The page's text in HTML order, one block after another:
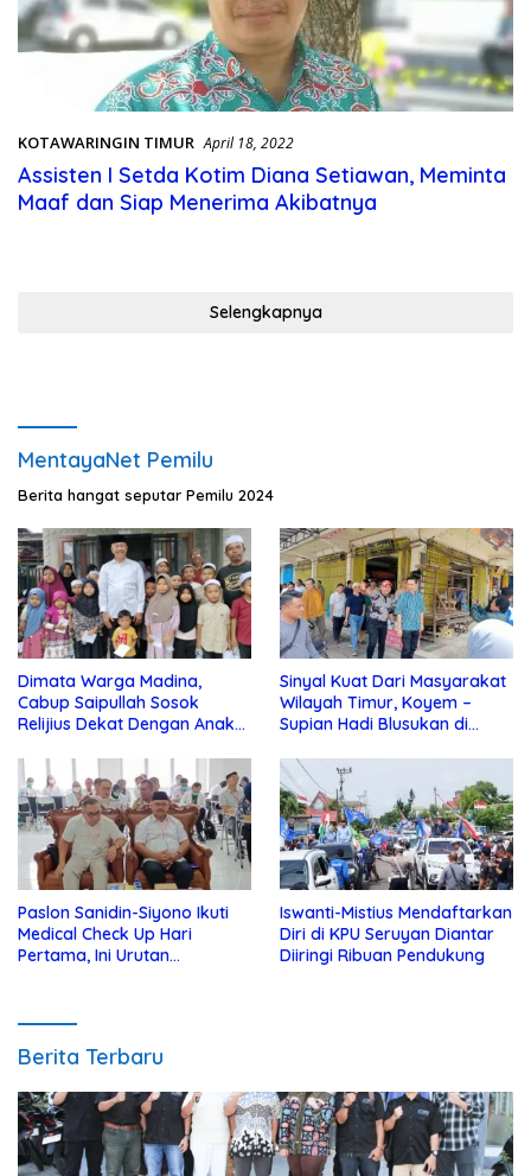
KOTAWARINGIN TIMUR April 18, 2022
Assisten I Setda Kotim Diana Setiawan, Meminta
Maaf dan Siap Menerima Akibatnya
Selengkapnya
MentayaNet Pemilu
Berita hangat seputar Pemilu 2024
Dimata Warga Madina,
Cabup Saipullah Sosok
Relijius Dekat Dengan Anak
Sinyal Kuat Dari Masyarakat
Wilayah Timur, Koyem –
Supian Hadi Blusukan di
Paslon Sanidin-Siyono Ikuti
Medical Check Up Hari
Pertama, Ini Urutan
Iswanti-Mistius Mendaftarkan
Diri di KPU Seruyan Diantar
Diiringi Ribuan Pendukung
Berita Terbaru